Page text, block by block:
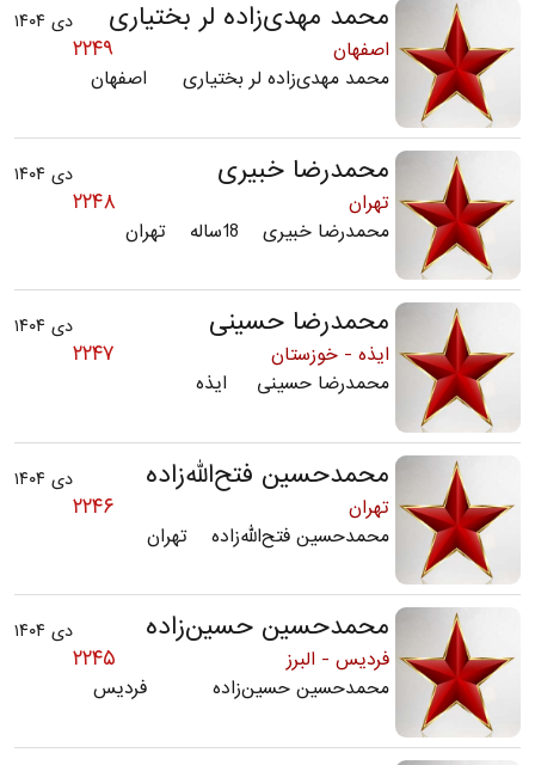
دی ۱۴۰۴ محمد مهدی‌زاده لر بختیاری
۲۲۴۹
اصفهان
محمد مهدی‌زاده لر بختیاری اصفهان
دی ۱۴۰۴ محمدرضا خبیری
۲۲۴۸
تهران
محمدرضا خبیری 18ساله تهران
دی ۱۴۰۴ محمدرضا حسینی
۲۲۴۷
ایذه - خوزستان
محمدرضا حسینی ایذه
دی ۱۴۰۴ محمد‌حسین فتح‌الله‌زاده
۲۲۴۶
تهران
محمد‌حسین فتح‌الله‌زاده تهران
دی ۱۴۰۴ محمدحسین حسین‌زاده
۲۲۴۵
فردیس - البرز
محمدحسین حسین‌زاده فردیس